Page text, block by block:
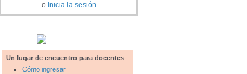
o Inicia la sesión
Un lugar de encuentro para docentes
Cómo ingresar